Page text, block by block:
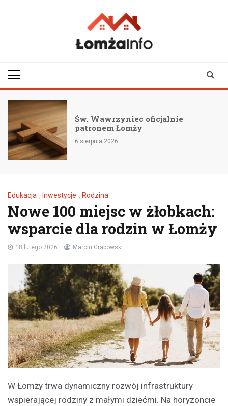
Św. Wawrzyniec oficjalnie
patronem Łomży
6 sierpnia 2026
Edukacja , Inwestycje , Rodzina
Nowe 100 miejsc w żłobkach:
wsparcie dla rodzin w Łomży
18 lutego 2026 Marcin Grabowski
W Łomży trwa dynamiczny rozwój infrastruktury
wspierającej rodziny z małymi dziećmi. Na horyzoncie